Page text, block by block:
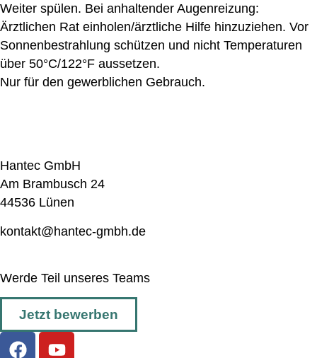
Weiter spülen. Bei anhaltender Augenreizung:
Ärztlichen Rat einholen/ärztliche Hilfe hinzuziehen. Vor
Sonnenbestrahlung schützen und nicht Temperaturen
über 50°C/122°F aussetzen.
Nur für den gewerblichen Gebrauch.
Hantec GmbH
Am Brambusch 24
44536 Lünen
kontakt@hantec-gmbh.de
Werde Teil unseres Teams
Jetzt bewerben